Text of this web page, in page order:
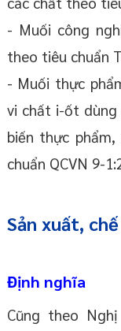
- Muối công
theo tiêu chuẩn
- Muối thực
vi chất i-ốt
biến thực
chuẩn QCVN 9-
Sản xuất,
Định nghĩa
Cũng theo